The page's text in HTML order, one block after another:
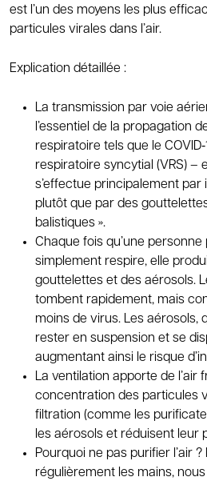
est l’un des moyens les plus
particules virales dans l’air.
Explication détaillée :
La transmission par voie
l’essentiel de la propagation
respiratoire tels que le
respiratoire syncytial (VRS) –
s’effectue principalement par
plutôt que par des
balistiques ».
Chaque fois qu’une personne
simplement respire, elle
gouttelettes et des aérosols.
tombent rapidement, mais
moins de virus. Les aérosols,
rester en suspension et se
augmentant ainsi le risque
La ventilation apporte de l’air
concentration des particules
filtration (comme les
les aérosols et réduisent leur
Pourquoi ne pas purifier l’air
régulièrement les mains,